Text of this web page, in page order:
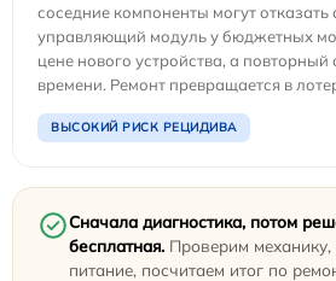
соседние компоненты могут
управляющий модуль у бюджетных
цене нового устройства, а
времени. Ремонт превращается в
ВЫСОКИЙ РИСК РЕЦИДИВА
Сначала диагностика, потом
бесплатная. Проверим механику,
питание, посчитаем итог по